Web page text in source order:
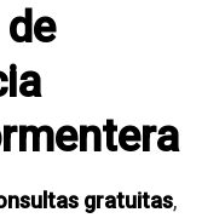
gratuitas,